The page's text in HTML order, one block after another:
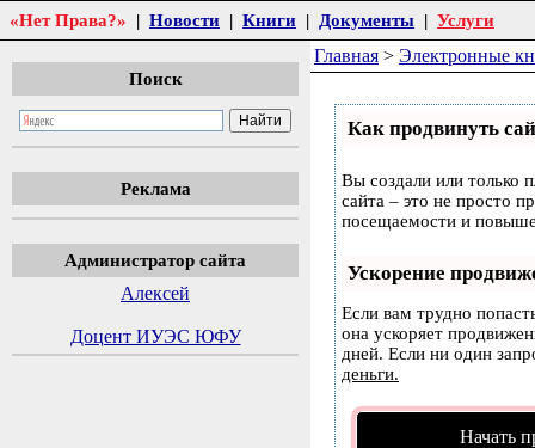
«Нет Права?» | Новости | Книги | Документы | Услуги
Поиск
Реклама
Администратор сайта
Алексей
Доцент ИУЭС ЮФУ
Главная > Электронные
Как продвинуть
Вы создали или только
сайта – это не просто
посещаемости и
Ускорение
Если вам трудно
она ускоряет
дней. Если ни один
деньги.
Начать